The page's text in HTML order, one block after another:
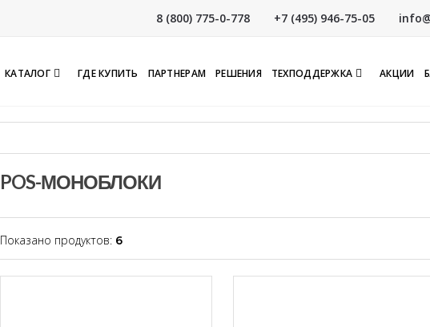
8 (800) 775-0-778 +7 (495) 946-75-05
КАТАЛОГ ГДЕ КУПИТЬ ПАРТНЕРАМ РЕШЕНИЯ ТЕХПОДДЕРЖКА АКЦИИ
POS-МОНОБЛОКИ
Показано продуктов: 6